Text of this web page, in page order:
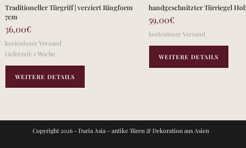
Traditioneller Türgriff | verziert Ringform
7cm
36,00€
kostenloser Versand
Lieferzeit: 1 Woche
WEITERE DETAILS
handgeschnitzter Türriegel
59,00€
kostenloser Versand
WEITERE DETAILS
Copyright 2026 - Daria Asia - antike Türen & Dekoration aus Asien